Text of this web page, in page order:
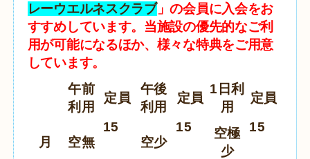
レーウエルネスクラブ」の会員に入会をお
すすめしています。当施設の優先的なご利
用が可能になるほか、様々な特典をご用意
しています。
午前
利用
定員
午後
利用
定員
1日利
用
定員
月 空無
15
空少
15
空極
少
15